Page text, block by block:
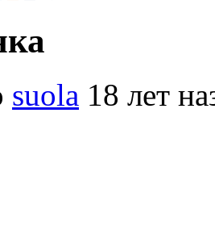
suola 18 лет